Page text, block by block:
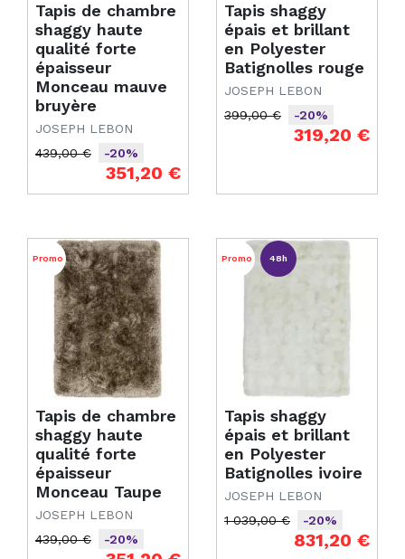
Tapis de chambre
shaggy haute
qualité forte
épaisseur
Monceau mauve
bruyère
JOSEPH LEBON
Prix de base
439,00 €
-20%
351,20 €
Tapis shaggy
épais et brillant
en Polyester
Batignolles rouge
JOSEPH LEBON
Prix de base
399,00 €
-20%
319,20 €
Tapis de chambre
shaggy haute
qualité forte
épaisseur
Monceau Taupe
JOSEPH LEBON
Prix de base
439,00 €
-20%
Promo
Tapis shaggy
épais et brillant
en Polyester
Batignolles ivoire
JOSEPH LEBON
Prix de base
1 039,00 €
-20%
831,20 €
Promo 48h